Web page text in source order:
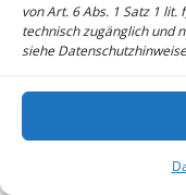
von Art. 6 Abs. 1 Satz 1 lit.
technisch zugänglich und
siehe